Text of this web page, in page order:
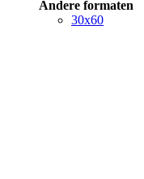
Andere formaten
30x60